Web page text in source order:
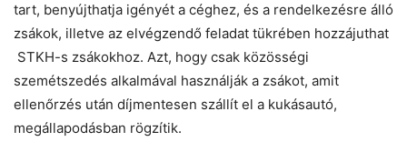
tart, benyújthatja igényét a céghez, és a rendelkezésre álló
zsákok, illetve az elvégzendő feladat tükrében hozzájuthat
STKH-s zsákokhoz. Azt, hogy csak közösségi
szemétszedés alkalmával használják a zsákot, amit
ellenőrzés után díjmentesen szállít el a kukásautó,
megállapodásban rögzítik.